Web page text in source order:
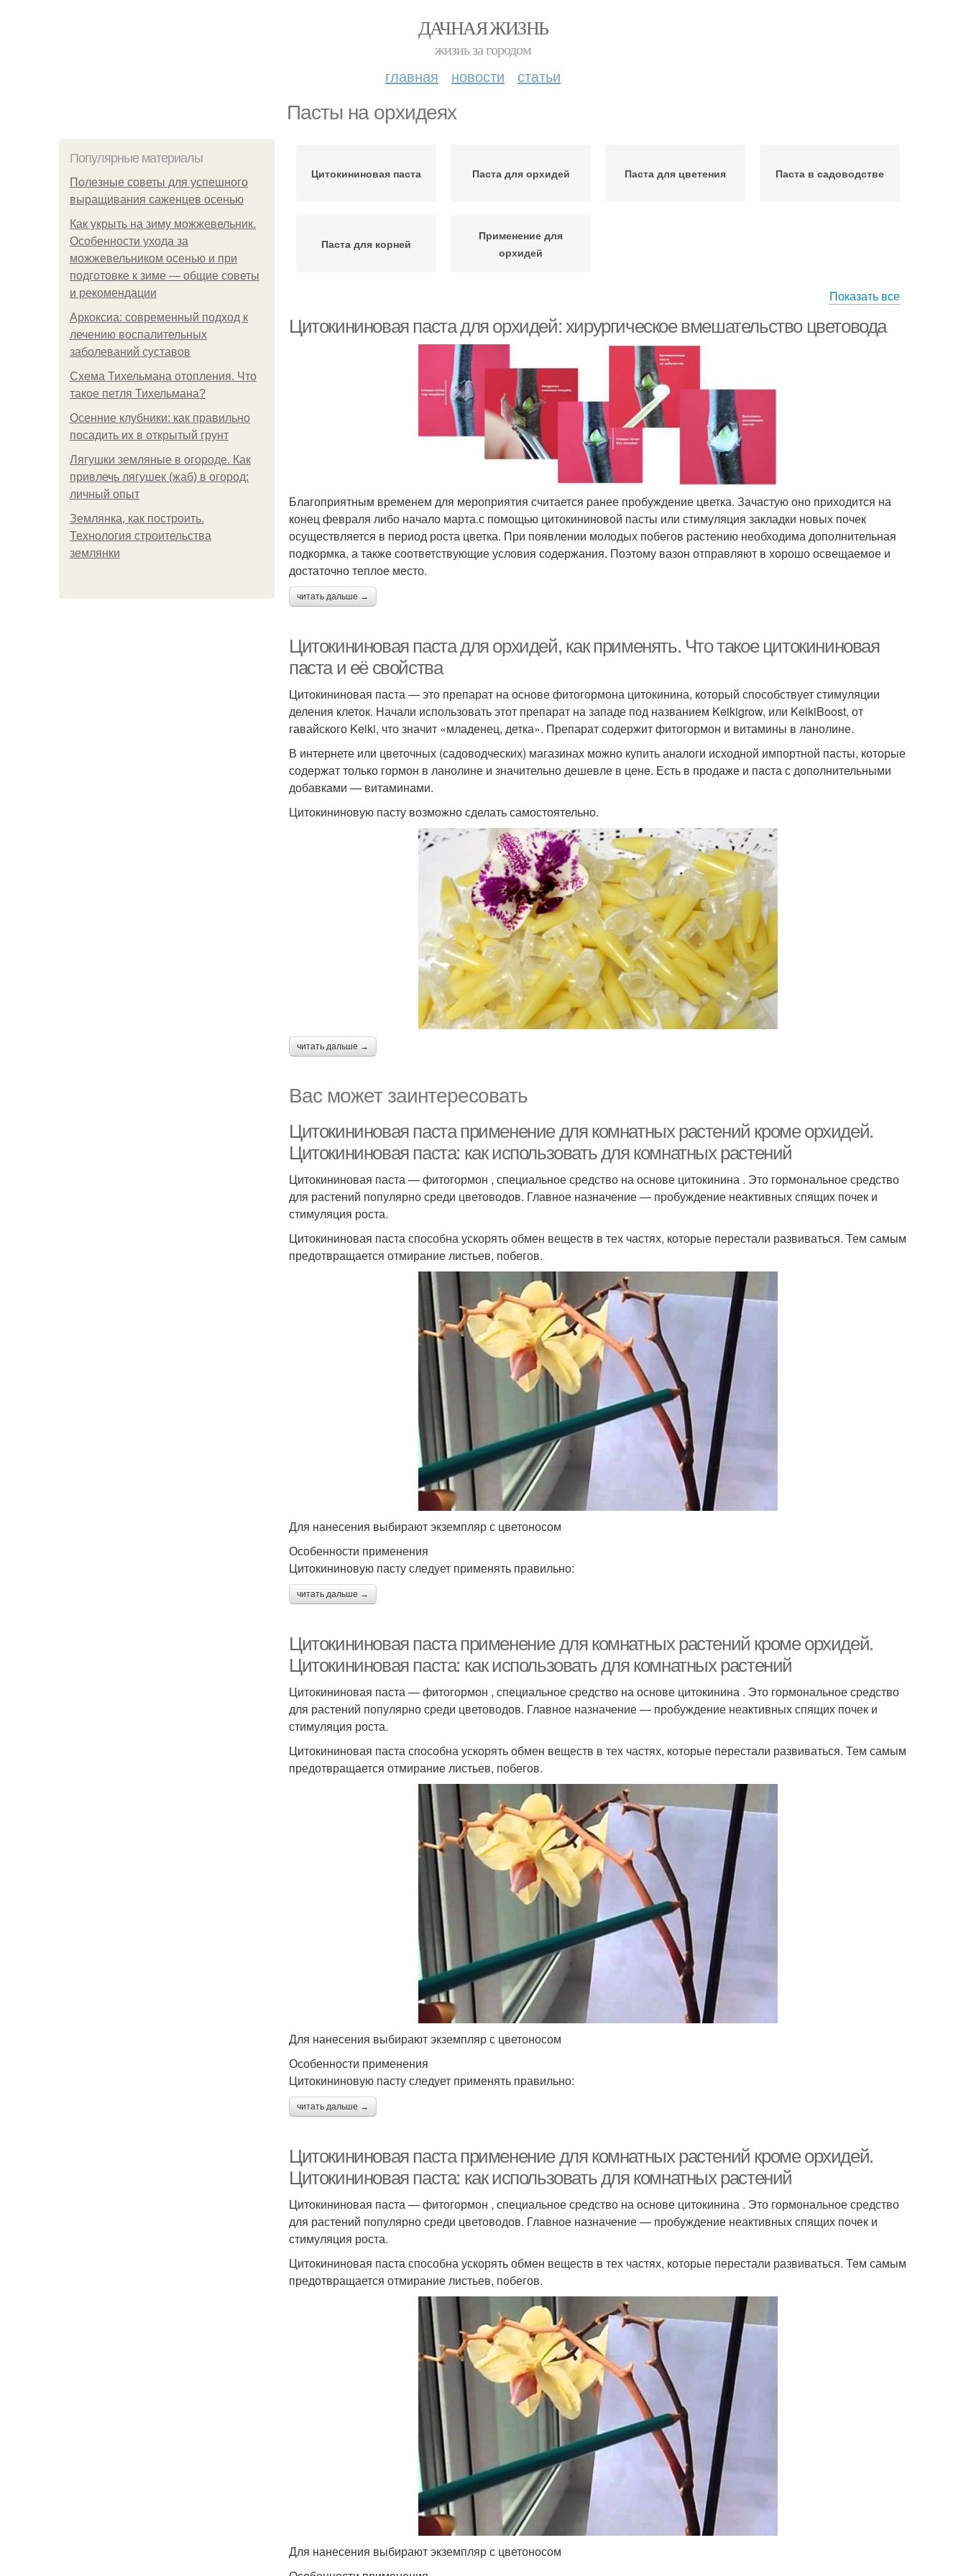
ДАЧНАЯ ЖИЗНЬ
жизнь за городом
главная новости статьи
Пасты на орхидеях
Популярные материалы
Полезные советы для успешного
выращивания саженцев осенью
Как укрыть на зиму можжевельник.
Особенности ухода за
можжевельником осенью и при
подготовке к зиме — общие советы
и рекомендации
Аркоксиа: современный подход к
лечению воспалительных
заболеваний суставов
Схема Тихельмана отопления. Что
такое петля Тихельмана?
Осенние клубники: как правильно
посадить их в открытый грунт
Лягушки земляные в огороде. Как
привлечь лягушек (жаб) в огород:
личный опыт
Землянка, как построить.
Технология строительства
землянки
Цитокининовая паста Паста для орхидей Паста для цветения Паста в садоводстве
Паста для корней
Применение для
орхидей
Показать все
Цитокининовая паста для орхидей: хирургическое вмешательство цветовода
Благоприятным временем для мероприятия считается ранее пробуждение цветка. Зачастую оно приходится на
конец февраля либо начало марта.с помощью цитокининовой пасты или стимуляция закладки новых почек
осуществляется в период роста цветка. При появлении молодых побегов растению необходима дополнительная
подкормка, а также соответствующие условия содержания. Поэтому вазон отправляют в хорошо освещаемое и
достаточно теплое место.
читать дальше →
Цитокининовая паста для орхидей, как применять. Что такое цитокининовая
паста и её свойства
Цитокининовая паста — это препарат на основе фитогормона цитокинина, который способствует стимуляции
деления клеток. Начали использовать этот препарат на западе под названием Keikigrow, или KeikiBoost, от
гавайского Keiki, что значит «младенец, детка». Препарат содержит фитогормон и витамины в ланолине.
В интернете или цветочных (садоводческих) магазинах можно купить аналоги исходной импортной пасты, которые
содержат только гормон в ланолине и значительно дешевле в цене. Есть в продаже и паста с дополнительными
добавками — витаминами.
Цитокининовую пасту возможно сделать самостоятельно.
читать дальше →
Вас может заинтересовать
Цитокининовая паста применение для комнатных растений кроме орхидей.
Цитокининовая паста: как использовать для комнатных растений
Цитокининовая паста — фитогормон , специальное средство на основе цитокинина . Это гормональное средство
для растений популярно среди цветоводов. Главное назначение — пробуждение неактивных спящих почек и
стимуляция роста.
Цитокининовая паста способна ускорять обмен веществ в тех частях, которые перестали развиваться. Тем самым
предотвращается отмирание листьев, побегов.
Для нанесения выбирают экземпляр с цветоносом
Особенности применения
Цитокининовую пасту следует применять правильно:
читать дальше →
Цитокининовая паста применение для комнатных растений кроме орхидей.
Цитокининовая паста: как использовать для комнатных растений
Цитокининовая паста — фитогормон , специальное средство на основе цитокинина . Это гормональное средство
для растений популярно среди цветоводов. Главное назначение — пробуждение неактивных спящих почек и
стимуляция роста.
Цитокининовая паста способна ускорять обмен веществ в тех частях, которые перестали развиваться. Тем самым
предотвращается отмирание листьев, побегов.
Для нанесения выбирают экземпляр с цветоносом
Особенности применения
Цитокининовую пасту следует применять правильно:
читать дальше →
Цитокининовая паста применение для комнатных растений кроме орхидей.
Цитокининовая паста: как использовать для комнатных растений
Цитокининовая паста — фитогормон , специальное средство на основе цитокинина . Это гормональное средство
для растений популярно среди цветоводов. Главное назначение — пробуждение неактивных спящих почек и
стимуляция роста.
Цитокининовая паста способна ускорять обмен веществ в тех частях, которые перестали развиваться. Тем самым
предотвращается отмирание листьев, побегов.
Для нанесения выбирают экземпляр с цветоносом